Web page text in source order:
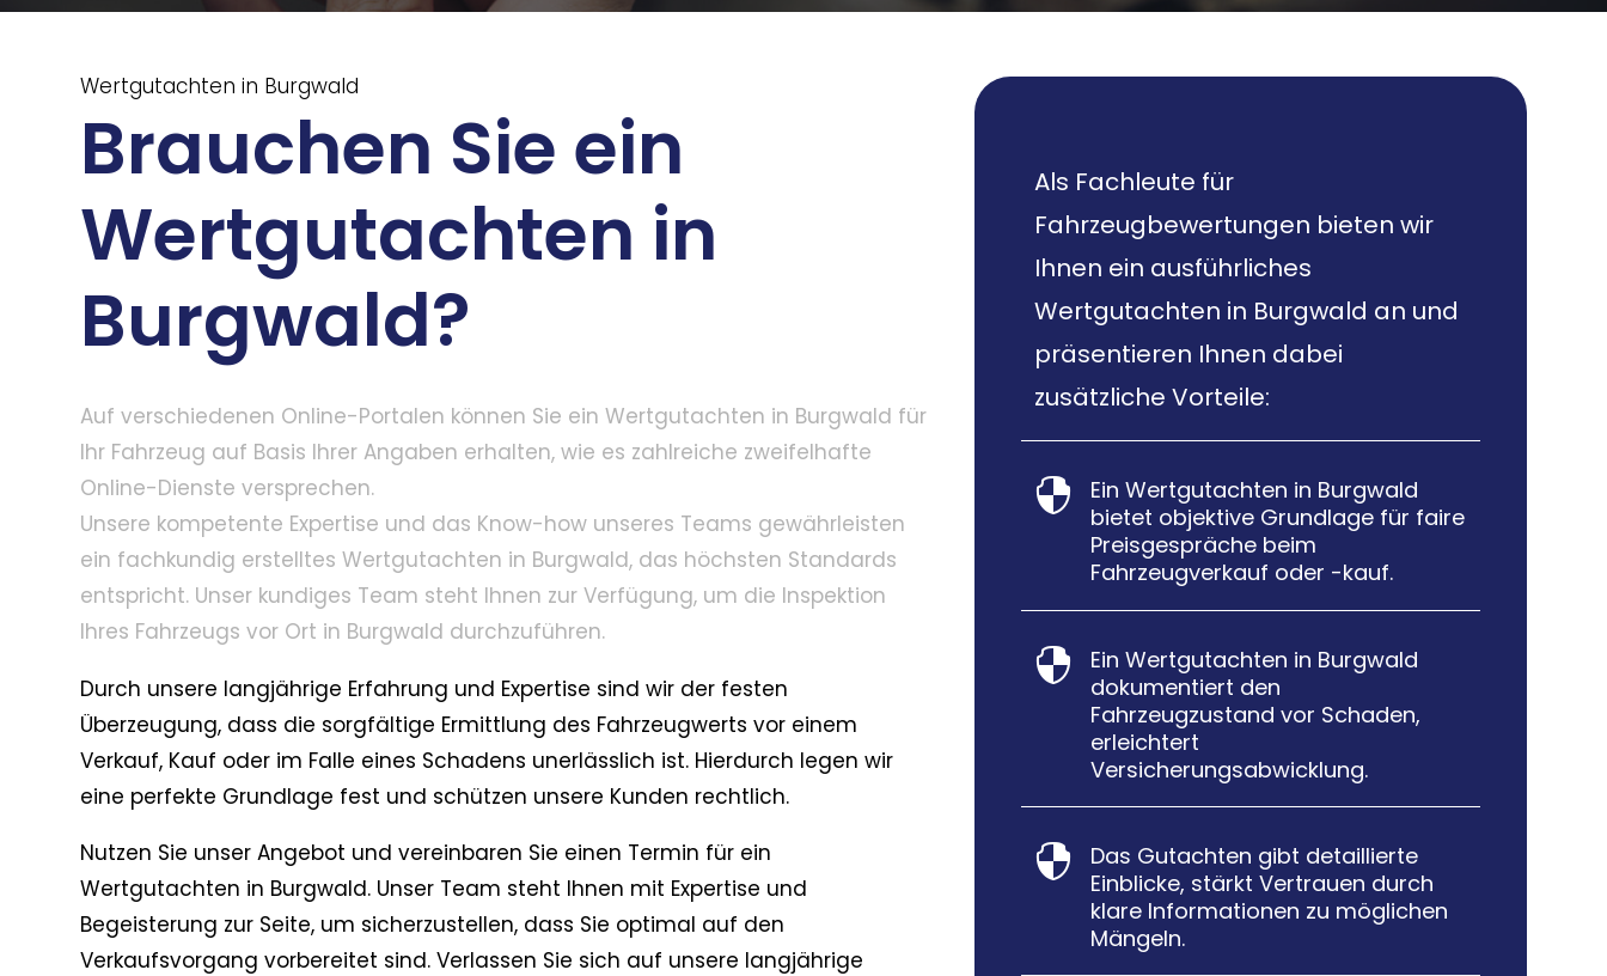
Wertgutachten in Burgwald
Brauchen Sie ein
Wertgutachten in
Burgwald?
Auf verschiedenen Online-Portalen können Sie ein Wertgutachten in Burgwald für
Ihr Fahrzeug auf Basis Ihrer Angaben erhalten, wie es zahlreiche zweifelhafte
Online-Dienste versprechen.
Unsere kompetente Expertise und das Know-how unseres Teams gewährleisten
ein fachkundig erstelltes Wertgutachten in Burgwald, das höchsten Standards
entspricht. Unser kundiges Team steht Ihnen zur Verfügung, um die Inspektion
Ihres Fahrzeugs vor Ort in Burgwald durchzuführen.
Durch unsere langjährige Erfahrung und Expertise sind wir der festen
Überzeugung, dass die sorgfältige Ermittlung des Fahrzeugwerts vor einem
Verkauf, Kauf oder im Falle eines Schadens unerlässlich ist. Hierdurch legen wir
eine perfekte Grundlage fest und schützen unsere Kunden rechtlich.
Nutzen Sie unser Angebot und vereinbaren Sie einen Termin für ein
Wertgutachten in Burgwald. Unser Team steht Ihnen mit Expertise und
Begeisterung zur Seite, um sicherzustellen, dass Sie optimal auf den
Verkaufsvorgang vorbereitet sind. Verlassen Sie sich auf unsere langjährige
Als Fachleute für
Fahrzeugbewertungen bieten wir
Ihnen ein ausführliches
Wertgutachten in Burgwald an und
präsentieren Ihnen dabei
zusätzliche Vorteile:

Ein Wertgutachten in Burgwald
bietet objektive Grundlage für faire
Preisgespräche beim
Fahrzeugverkauf oder -kauf.

Ein Wertgutachten in Burgwald
dokumentiert den
Fahrzeugzustand vor Schaden,
erleichtert
Versicherungsabwicklung.

Das Gutachten gibt detaillierte
Einblicke, stärkt Vertrauen durch
klare Informationen zu möglichen
Mängeln.